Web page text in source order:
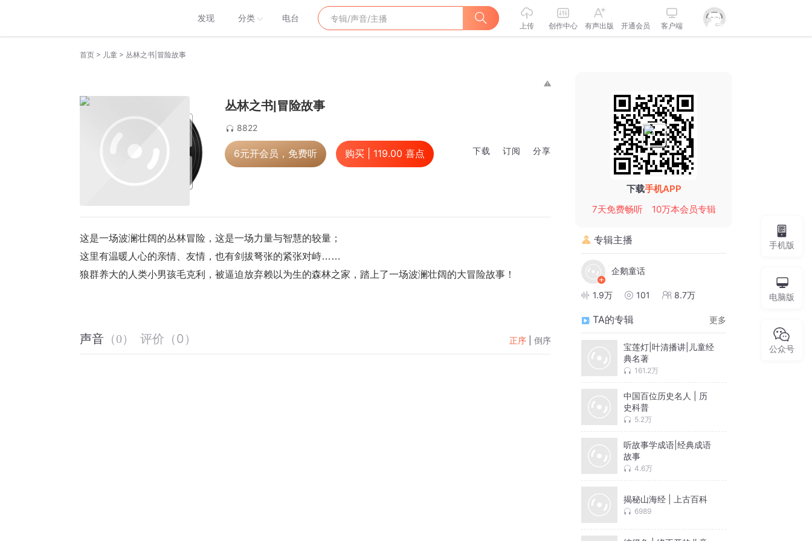
发现 分类 电台
上传 创作中心 有声出版 开通会员 客户端
首页 > 儿童 > 丛林之书|冒险故事
丛林之书|冒险故事
8822
6元开会员，免费听 购买 | 119.00 喜点 下载 订阅 分享
这是一场波澜壮阔的丛林冒险，这是一场力量与智慧的较量；
这里有温暖人心的亲情、友情，也有剑拔弩张的紧张对峙……
狼群养大的人类小男孩毛克利，被逼迫放弃赖以为生的森林之家，踏上了一场波澜壮阔的大冒险故事！
声音 （0） 评价 （0 ） 正序 倒序
下载手机APP
7天免费畅听
10万本会员专辑
专辑主播
企鹅童话
1.9万 101 8.7万
TA的专辑 更多
宝莲灯|叶清播讲|儿童经
典名著
161.2万
中国百位历史名人 | 历
史科普
5.2万
听故事学成语|经典成语
故事
4.6万
揭秘山海经 | 上古百科
6989
手机版
电脑版
公众号